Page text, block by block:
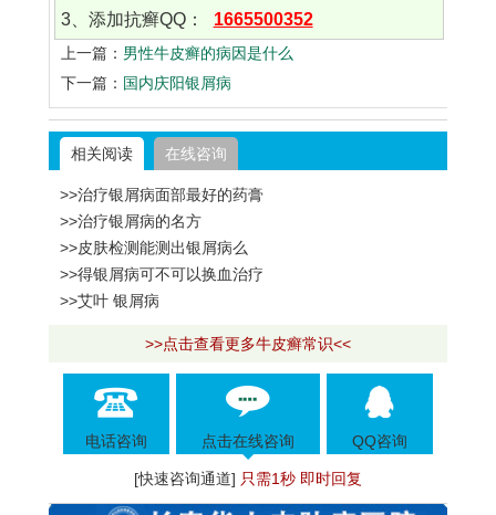
3、添加抗癣QQ：
1665500352
上一篇： 男性牛皮癣的病因是什么
下一篇： 国内庆阳银屑病
相关阅读 在线咨询
>>治疗银屑病面部最好的药膏
>>治疗银屑病的名方
>>皮肤检测能测出银屑病么
>>得银屑病可不可以换血治疗
>>艾叶 银屑病
>>点击查看更多牛皮癣常识<<
电话咨询 点击在线咨询 QQ咨询
[快速咨询通道] 只需1秒 即时回复